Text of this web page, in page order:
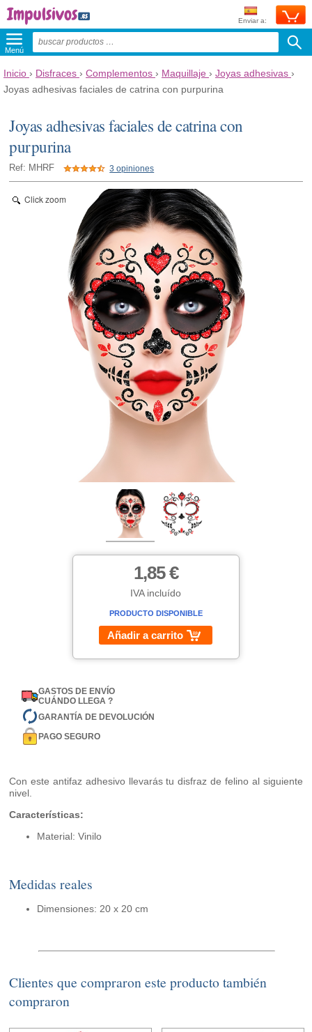
Enviar a:
Menú
Inicio › Disfraces › Complementos › Maquillaje › Joyas adhesivas ›
Joyas adhesivas faciales de catrina con purpurina
Joyas adhesivas faciales de catrina con
purpurina
Ref: MHRF 3 opiniones
Click zoom
1,85 €
IVA incluído
PRODUCTO DISPONIBLE
Añadir a carrito
GASTOS DE ENVÍO
CUÁNDO LLEGA ?
GARANTÍA DE DEVOLUCIÓN
PAGO SEGURO
Con este antifaz adhesivo llevarás tu disfraz de felino al siguiente
nivel.
Características:
Material: Vinilo
Medidas reales
Dimensiones: 20 x 20 cm
Clientes que compraron este producto también
compraron